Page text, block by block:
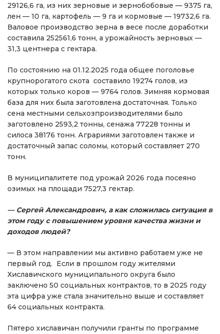
29126,6 га, из них зерновые и зернобобовые — 9375 га,
лен — 10 га, картофель — 9 га и кормовые — 19732,6 га.
Валовое производство зерна в весе после доработки
составила 252561,6 тонн, а урожайность зерновых —
31,3 центнера с гектара.
По состоянию на 01.12.2025 года общее поголовье
крупнорогатого скота составило 19274 голов, из
которых только коров — 9764 голов. Зимняя кормовая
база для них была заготовлена достаточная. Только
сена местными сельхозпроизводителями было
заготовлено 2593,2 тонны, сенажа 77228 тонны и
силоса 38176 тонн. Аграриями заготовлен также и
достаточный запас соломы, который составляет 270
тонн.
В муниципалитете под урожай 2026 года посеяно
озимых на площади 7527,3 гектар.
— Сергей Александрович, а как сложилась ситуация в
этом году с повышением уровня качества жизни и
доходов людей?
— В этом направлении мы активно работаем уже не
первый год. Если в прошлом году жителями
Хиславичского муниципального округа было
заключено 50 социальных контрактов, то в 2025 году
эта цифра уже стала значительно выше и составляет
64 социальных контракта.
Пятеро хиславичан получили гранты по программе